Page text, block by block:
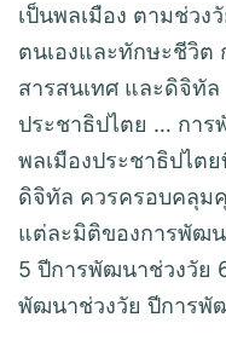
เป็นพลเมือง ตามช่วง
ตนเองและทักษะชีวิต
สารสนเทศ และดิจิทั
ประชาธิปไตย … การ
พลเมืองประชาธิปไต
ดิจิทัล ควรครอบคลุ
แต่ละมิติของการพัฒ
5 ปีการพัฒนาช่วงวัย
พัฒนาช่วงวัย ปีการพั